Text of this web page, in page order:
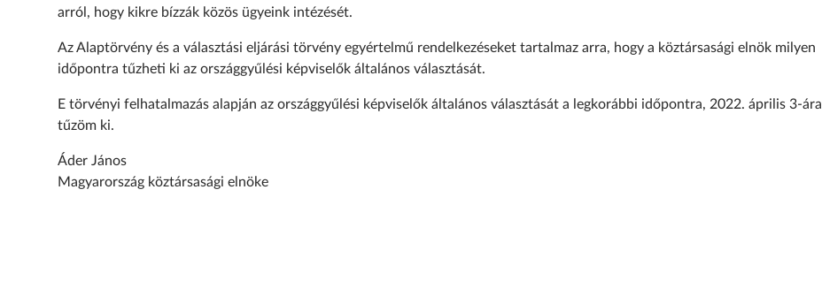
arról, hogy kikre bízzák közös ügyeink intézését.
Az Alaptörvény és a választási eljárási törvény egyértelmű rendelkezéseket tartalmaz arra, hogy a köztársasági elnök milyen
időpontra tűzheti ki az országgyűlési képviselők általános választását.
E törvényi felhatalmazás alapján az országgyűlési képviselők általános választását a legkorábbi időpontra, 2022. április 3-ára
tűzöm ki.
Áder János
Magyarország köztársasági elnöke